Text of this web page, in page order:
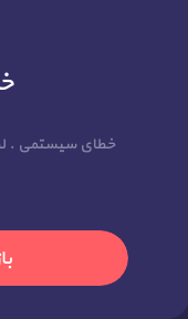
خطای سیستمی .